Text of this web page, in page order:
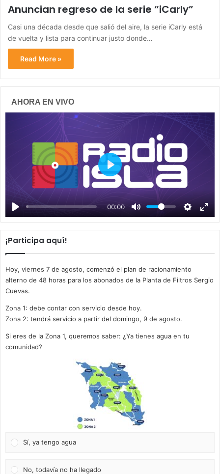
Anuncian regreso de la serie “iCarly”
Casi una década desde que salió del aire, la serie iCarly está
de vuelta y lista para continuar justo donde…
Read More »
AHORA EN VIVO
00:00
P
a
y
¡Participa aquí!
Hoy, viernes 7 de agosto, comenzó el plan de racionamiento
alterno de 48 horas para los abonados de la Planta de Filtros Sergio
Cuevas.
Zona 1: debe contar con servicio desde hoy.
Zona 2: tendrá servicio a partir del domingo, 9 de agosto.
Si eres de la Zona 1, queremos saber: ¿Ya tienes agua en tu
comunidad?
Sí, ya tengo agua
No, todavía no ha llegado